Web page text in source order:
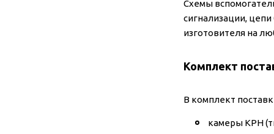
Схемы
сигнализации,
изготовителя на
Комплект
В комплект
камеры КРН